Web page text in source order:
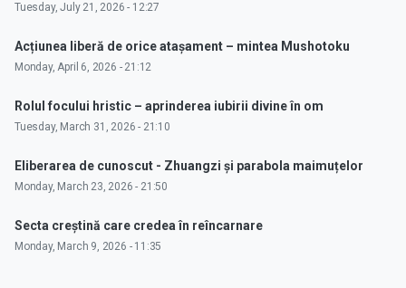
Tuesday, July 21, 2026 - 12:27
Acțiunea liberă de orice atașament – mintea Mushotoku
Monday, April 6, 2026 - 21:12
Rolul focului hristic – aprinderea iubirii divine în om
Tuesday, March 31, 2026 - 21:10
Eliberarea de cunoscut - Zhuangzi și parabola maimuțelor
Monday, March 23, 2026 - 21:50
Secta creștină care credea în reîncarnare
Monday, March 9, 2026 - 11:35